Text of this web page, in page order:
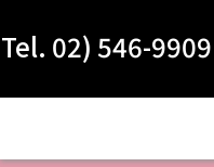
Tel. 02) 546-9909